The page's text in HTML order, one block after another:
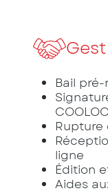
Bail
Rupture
ligne
Édition
Aides